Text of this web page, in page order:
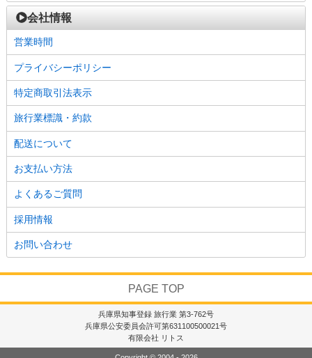
会社情報
営業時間
プライバシーポリシー
特定商取引法表示
旅行業標識・約款
配送について
お支払い方法
よくあるご質問
採用情報
お問い合わせ
PAGE TOP
兵庫県知事登録 旅行業 第3-762号
兵庫県公安委員会許可第631100500021号
有限会社 リトス